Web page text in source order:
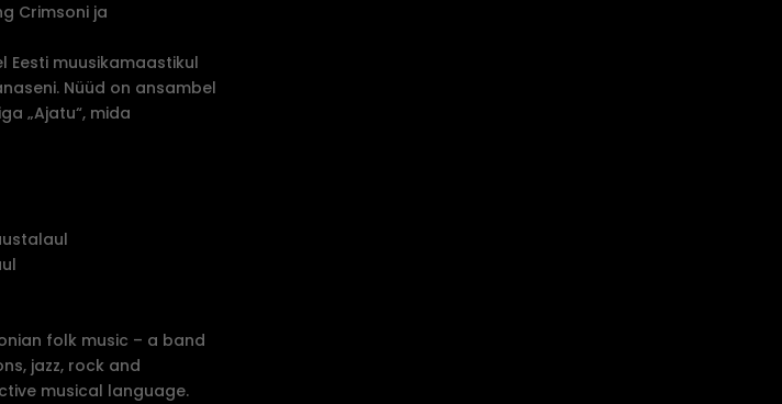
Crimsoni ja
Eesti muusikamaastikul
Nüüd on ansambel
„Ajatu“, mida
folk music – a band
jazz, rock and
musical language.